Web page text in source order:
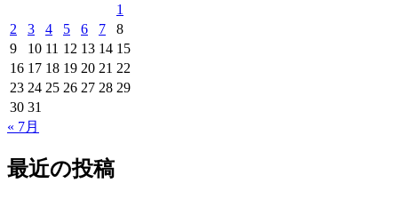
1
2
3 4 5 6 7
8
9
10 11 12 13 14 15
16 17 18 19 20 21 22
23 24 25 26 27 28 29
30 31
« 7月
最近の投稿